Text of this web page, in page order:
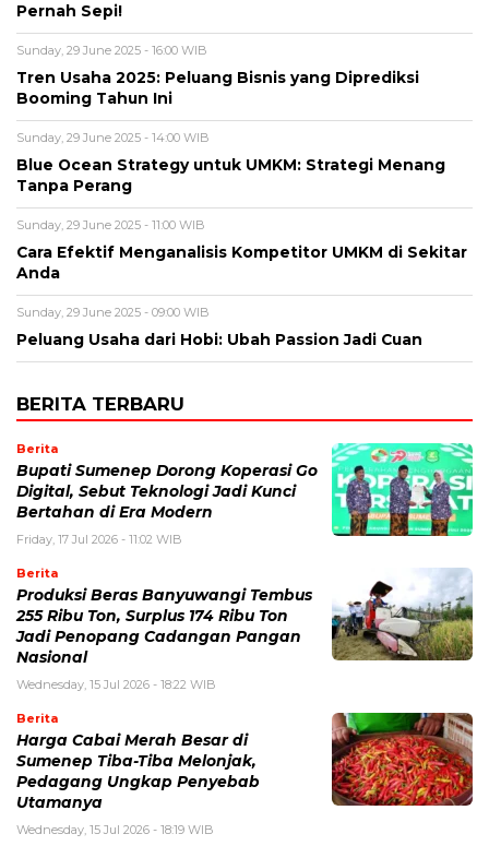
Pernah Sepi!
Sunday, 29 June 2025 - 16:00 WIB
Tren Usaha 2025: Peluang Bisnis yang Diprediksi
Booming Tahun Ini
Sunday, 29 June 2025 - 14:00 WIB
Blue Ocean Strategy untuk UMKM: Strategi Menang
Tanpa Perang
Sunday, 29 June 2025 - 11:00 WIB
Cara Efektif Menganalisis Kompetitor UMKM di Sekitar
Anda
Sunday, 29 June 2025 - 09:00 WIB
Peluang Usaha dari Hobi: Ubah Passion Jadi Cuan
BERITA TERBARU
Berita
Bupati Sumenep Dorong Koperasi Go
Digital, Sebut Teknologi Jadi Kunci
Bertahan di Era Modern
Friday, 17 Jul 2026 - 11:02 WIB
Berita
Produksi Beras Banyuwangi Tembus
255 Ribu Ton, Surplus 174 Ribu Ton
Jadi Penopang Cadangan Pangan
Nasional
Wednesday, 15 Jul 2026 - 18:22 WIB
Berita
Harga Cabai Merah Besar di
Sumenep Tiba-Tiba Melonjak,
Pedagang Ungkap Penyebab
Utamanya
Wednesday, 15 Jul 2026 - 18:19 WIB